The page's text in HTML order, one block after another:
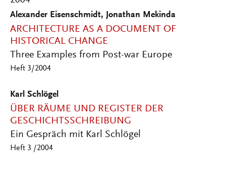
Alexander Eisenschmidt, Jonathan Mekinda
ARCHITECTURE AS A DOCUMENT OF
HISTORICAL CHANGE
Three Examples from Post-war Europe
Heft 3/2004
Karl Schlögel
ÜBER RÄUME UND REGISTER DER
GESCHICHTSSCHREIBUNG
Ein Gespräch mit Karl Schlögel
Heft 3 /2004